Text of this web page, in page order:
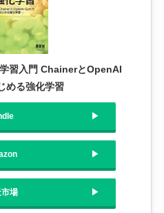
習入門 ChainerとOpenAI
める強化学習
場